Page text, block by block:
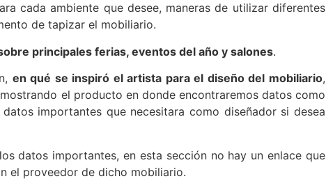
cada ambiente que desee, maneras de utilizar diferentes
de tapizar el mobiliario.
principales ferias, eventos del año y salones.
en qué se inspiró el artista para el diseño del mobiliario,
el producto en donde encontraremos datos como
importantes que necesitara como diseñador si desea
datos importantes, en esta sección no hay un enlace que
el proveedor de dicho mobiliario.